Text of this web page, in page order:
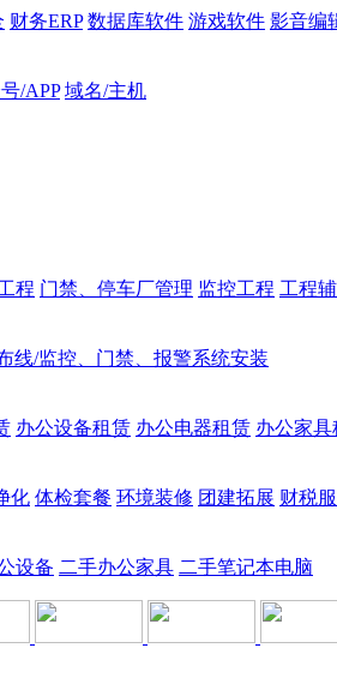
财务ERP 数据库软件 游戏软件 影音编
/APP 域名/主机
程 门禁、停车厂管理 监控工程 工程
线/监控、门禁、报警系统安装
办公设备租赁 办公电器租赁 办公家具
化 体检套餐 环境装修 团建拓展 财税
设备 二手办公家具 二手笔记本电脑